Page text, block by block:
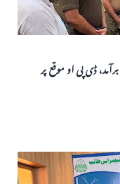
ڈی پی او موقع پر